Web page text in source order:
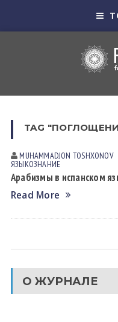
TAG
MUHAMMADJON TOSHXONOV
ЯЗЫКОЗНАНИЕ
Арабизмы в испанском
Read More
О ЖУРНАЛЕ